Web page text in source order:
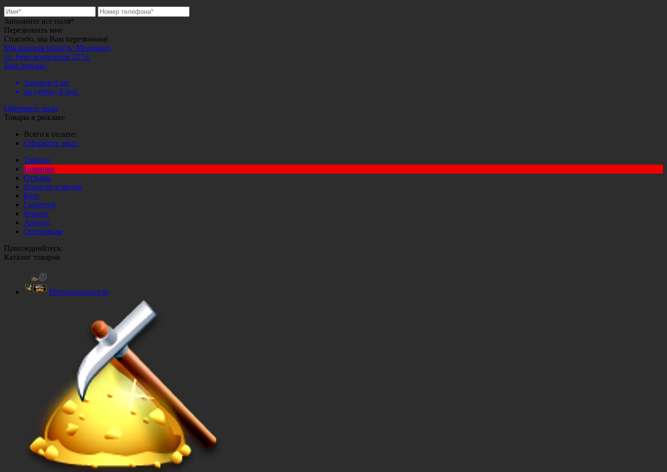
Заполните все поля*
Перезвонить мне
Спасибо, мы Вам перезвоним!
Московская область, Молоково,
ул. Революционная 227А
Ваш рюкзак:
Товаров 0 шт.
на сумму: 0 руб.
Оформить заказ
Товары в рюкзаке
Всего к оплате:
Оформить заказ
Trade-in
Новинки
Отзывы
Новости и акции
Блог
Гарантия
Ремонт
Аренда
Оптовикам
Присоединйтесь:
Каталог товаров
Металлоискатели